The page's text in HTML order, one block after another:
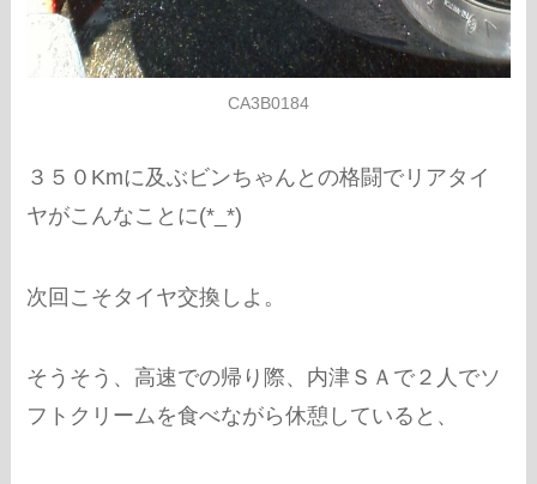
CA3B0184
３５０Kmに及ぶビンちゃんとの格闘でリアタイ
ヤがこんなことに(*_*)
次回こそタイヤ交換しよ。
そうそう、高速での帰り際、内津ＳＡで２人でソ
フトクリームを食べながら休憩していると、